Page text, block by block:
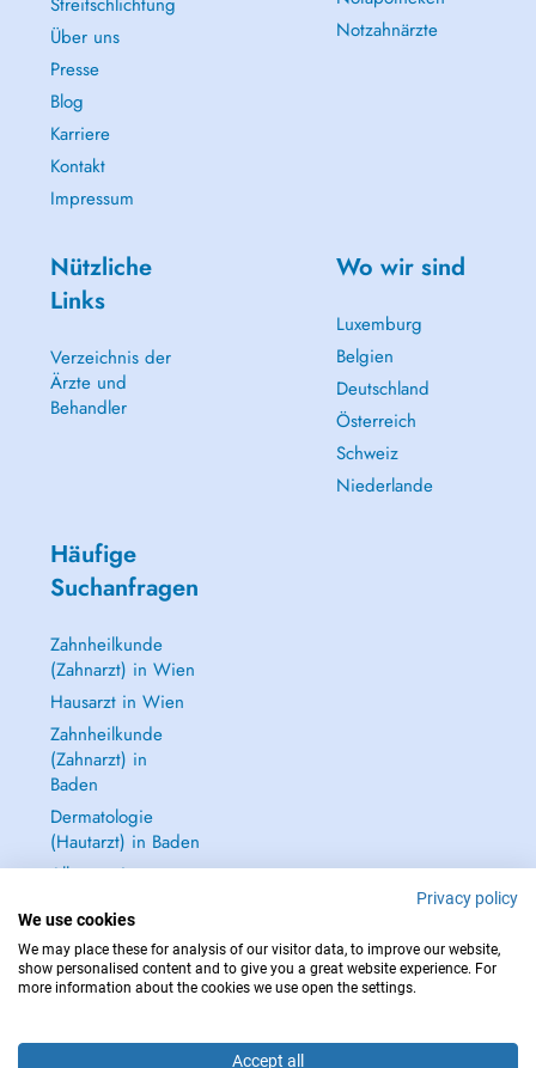
Über uns
Presse
Blog
Karriere
Kontakt
Impressum
Notzahnärzte
Nützliche
Links
Verzeichnis der
Ärzte und
Behandler
Wo wir sind
Luxemburg
Belgien
Deutschland
Österreich
Schweiz
Niederlande
Häufige
Suchanfragen
Zahnheilkunde
(Zahnarzt) in Wien
Hausarzt in Wien
Zahnheilkunde
(Zahnarzt) in
Baden
Dermatologie
(Hautarzt) in Baden
Alle anzeigen →
IM NOTFALL WENDEN SIE SICH AN : 112
Privacy policy
We use cookies
We may place these for analysis of our visitor data, to improve our website,
show personalised content and to give you a great website experience. For
more information about the cookies we use open the settings.
Accept all